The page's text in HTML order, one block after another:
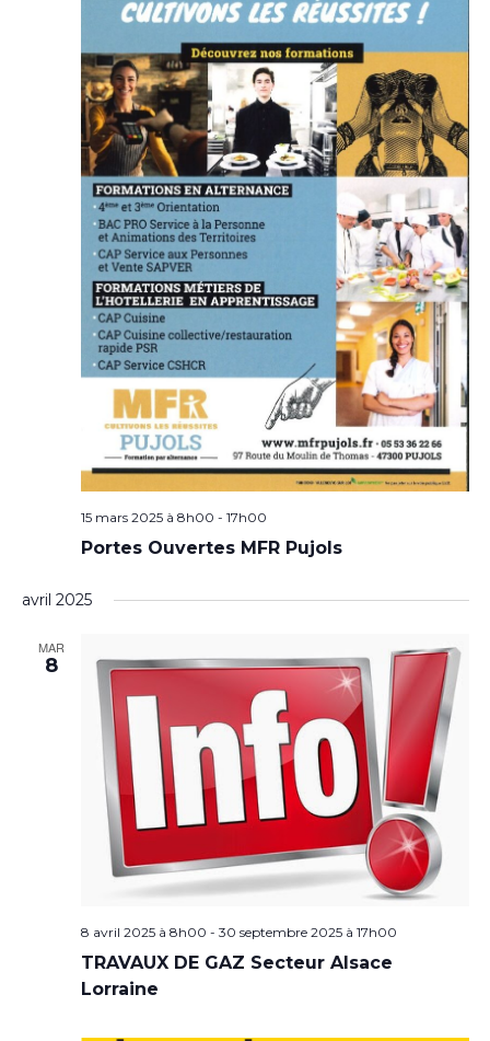
15 mars 2025 à 8h00 - 17h00
Portes Ouvertes MFR Pujols
avril 2025
MAR
8
8 avril 2025 à 8h00 - 30 septembre 2025 à 17h00
TRAVAUX DE GAZ Secteur Alsace
Lorraine